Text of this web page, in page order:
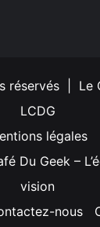
réservés | Le
LCDG
légales
Du Geek –
vision
nous